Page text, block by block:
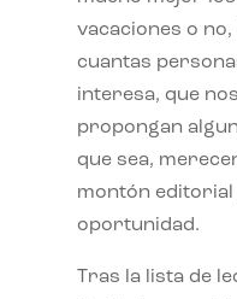
vacaciones o
cuantas
interesa, que
propongan
que sea,
montón editorial
oportunidad.
Tras la lista de